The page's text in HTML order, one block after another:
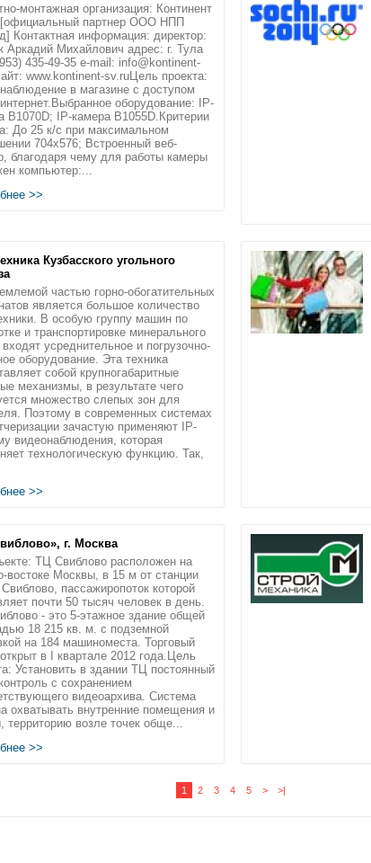
монтажная организация: Континент
[официальный партнер ООО НПП
Контактная информация: директор:
Аркадий Михайлович адрес: г. Тула
435-49-35 e-mail: info@kontinent-
www.kontinent-sv.ruЦель проекта:
в магазине с доступом
оборудование: IP-
B1070D; IP-камера B1055D.Критерии
До 25 к/с при максимальном
704х576; Встроенный веб-
благодаря чему для работы камеры
компьютер:...
>>
Кузбасского угольного
частью горно-обогатительных
является большое количество
В особую группу машин по
и транспортировке минерального
усреднительное и погрузочно-
оборудование. Эта техника
собой крупногабаритные
механизмы, в результате чего
множество слепых зон для
Поэтому в современных системах
зачастую применяют IP-
видеонаблюдения, которая
технологическую функцию. Так,
>>
г. Москва
ТЦ Свиблово расположен на
востоке Москвы, в 15 м от станции
пассажиропоток которой
почти 50 тысяч человек в день.
- это 5-этажное здание общей
18 215 кв. м. с подземной
на 184 машиноместа. Торговый
в I квартале 2012 года.Цель
Установить в здании ТЦ постоянный
с сохранением
видеоархива. Система
охватывать внутренние помещения и
территорию возле точек обще...
>>
1 2 3 4 5 > >|